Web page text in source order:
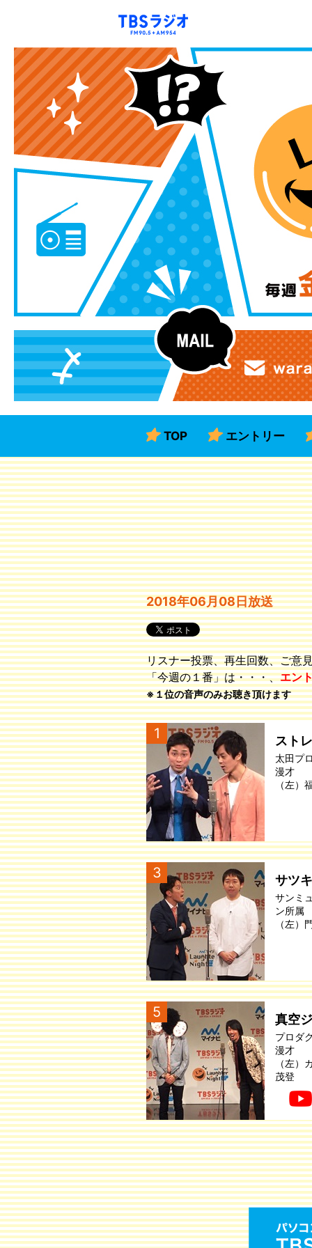
TOP エントリー
2018年06月08日放送
リスナー投票、再生回数、ご意
「今週の１番」は・・・、エン
※１位の音声のみお聴き頂けます
1 スト
太田プ
漫才
（左
3 サツキ
サンミ
ン所属
（左
5 真空
プロダ
漫才
（左
茂登